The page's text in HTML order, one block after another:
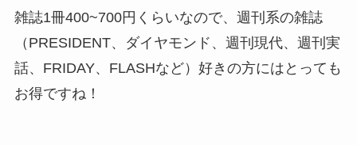
週刊現代、週刊ポスト、AERA、週プレ、
FLASH、週刊ダイヤモンド、週刊東洋経済、週刊
Seventeen、Domani、STORY、婦人画報、家庭
画報、CG(CAR GRAPHIC)、週刊朝日、サンデー
雑誌1冊400~700円くらいなので、週刊系の雑誌
（PRESIDENT、ダイヤモンド、週刊現代、週刊実
話、FRIDAY、FLASHなど）好きの方にはとっても
お得ですね！